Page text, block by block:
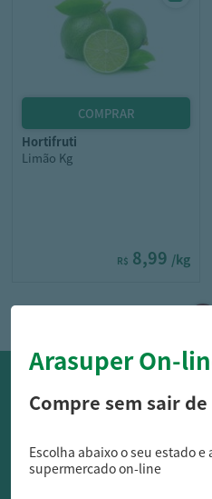
hortifruti
Limão Kg
R$ 8,99 /kg
OFERTAS NO WHATSAPP:
Siga nossos canais oficiais de
RECEBER
Arasuper On-
Compre sem sair de
Escolha abaixo o seu estado e
supermercado on-line